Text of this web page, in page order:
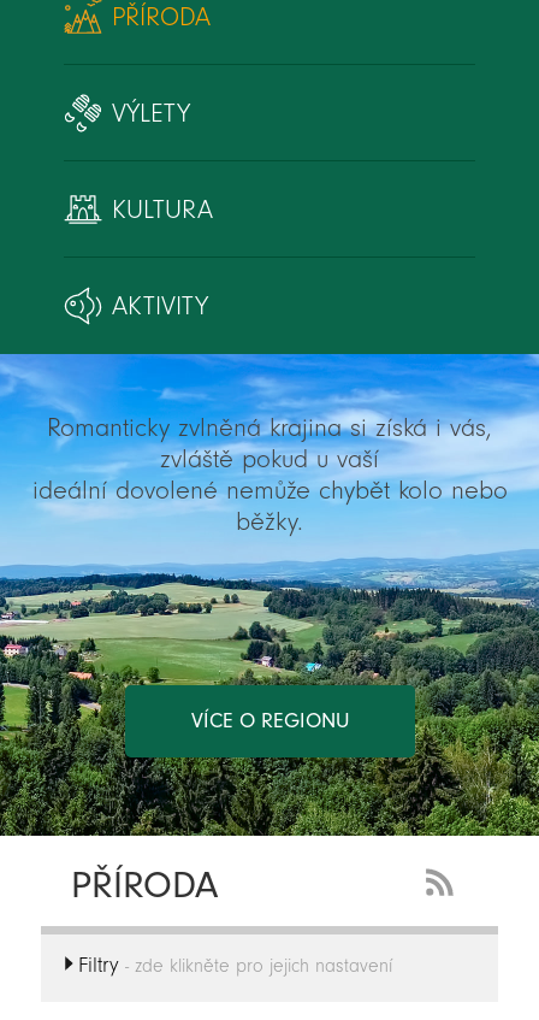
PŘÍRODA
VÝLETY
KULTURA
AKTIVITY
Romanticky zvlněná krajina si získá i vás,
zvláště pokud u vaší
ideální dovolené nemůže chybět kolo nebo
běžky.
VÍCE O REGIONU
PŘÍRODA
Feed
Filtry- zde klikněte pro jejich nastavení